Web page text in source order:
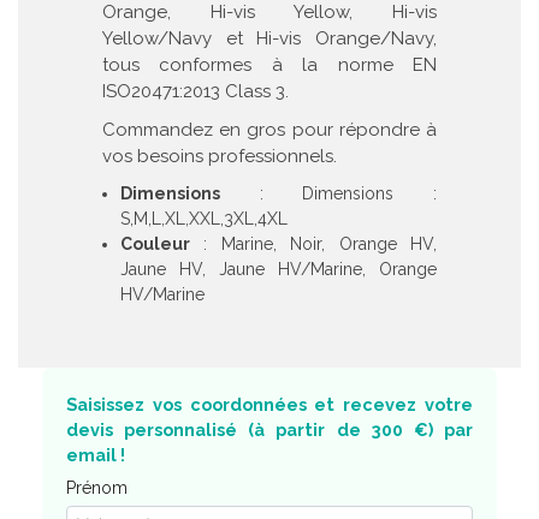
Orange, Hi-vis Yellow, Hi-vis
Yellow/Navy et Hi-vis Orange/Navy,
tous conformes à la norme EN
ISO20471:2013 Class 3.
Commandez en gros pour répondre à
vos besoins professionnels.
Dimensions : Dimensions :
S,M,L,XL,XXL,3XL,4XL
Couleur : Marine, Noir, Orange HV,
Jaune HV, Jaune HV/Marine, Orange
HV/Marine
Saisissez vos coordonnées et recevez votre
devis personnalisé (à partir de 300 €) par
email !
Prénom